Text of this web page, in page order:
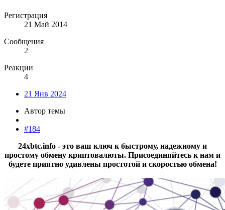
Регистрация
21 Май 2014
Сообщения
2
Реакции
4
21 Янв 2024
Автор темы
#184
24xbtc.info - это ваш ключ к быстрому, надежному и
простому обмену криптовалюты. Присоединяйтесь к нам и
будете приятно удивлены простотой и скоростью обмена!